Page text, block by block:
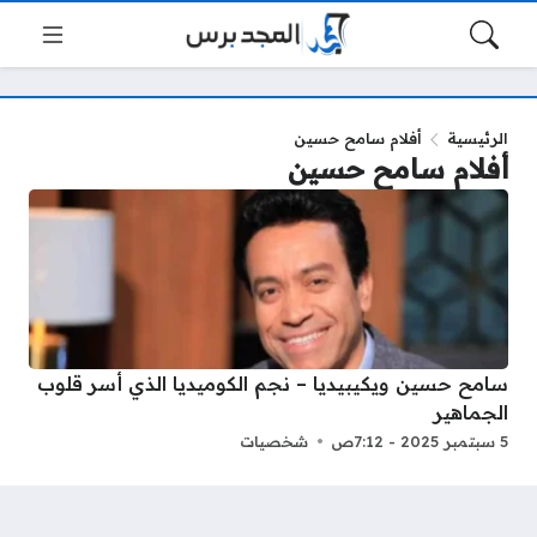
الرئيسية أفلام سامح حسين
أفلام سامح حسين
سامح حسين ويكيبيديا – نجم الكوميديا الذي أسر قلوب
الجماهير
5 سبتمبر 2025 - 7:12ص شخصيات